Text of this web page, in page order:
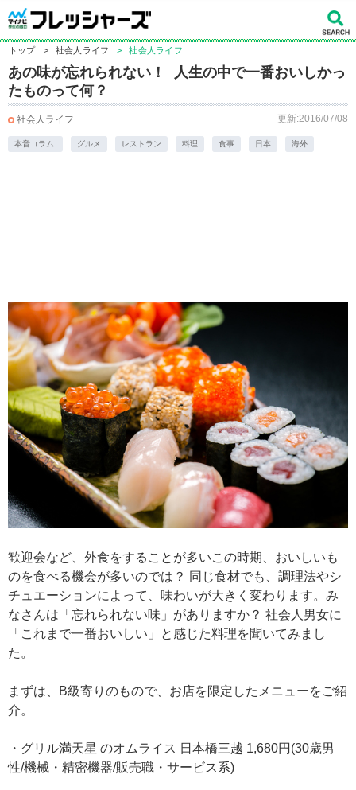
トップ > 社会人ライフ > 社会人ライフ
あの味が忘れられない！ 人生の中で一番おいしかっ
たものって何？
社会人ライフ 更新:2016/07/08
本音コラム. グルメ レストラン 料理 食事 日本 海外
歓迎会など、外食をすることが多いこの時期、おいしいも
のを食べる機会が多いのでは？ 同じ食材でも、調理法やシ
チュエーションによって、味わいが大きく変わります。み
なさんは「忘れられない味」がありますか？ 社会人男女に
「これまで一番おいしい」と感じた料理を聞いてみまし
た。
まずは、B級寄りのもので、お店を限定したメニューをご紹
介。
・グリル満天星 のオムライス 日本橋三越 1,680円(30歳男
性/機械・精密機器/販売職・サービス系)